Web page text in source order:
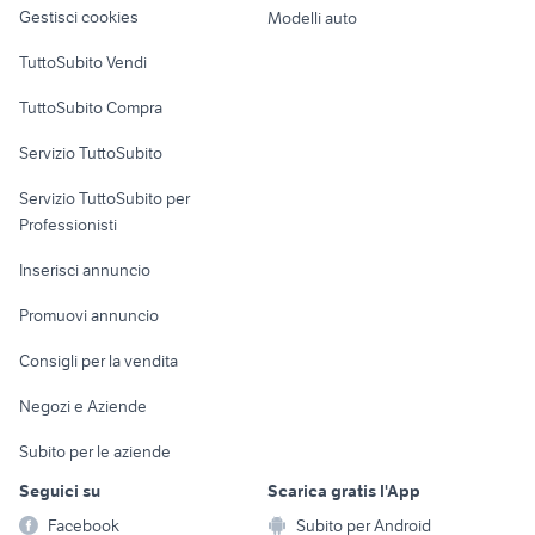
Informatica
Console e
Fotografia
Telefonia
Biciclette
Gestisci cookies
TuttoSubito Vendi
TuttoSubito Compra
Servizio TuttoSubito
Servizio TuttoSubito per
Professionisti
Inserisci annuncio
Promuovi annuncio
Consigli per la vendita
Negozi e Aziende
Subito per le aziende
Modelli auto
Seguici su
Facebook
Scarica gratis l'App
Subito per Android